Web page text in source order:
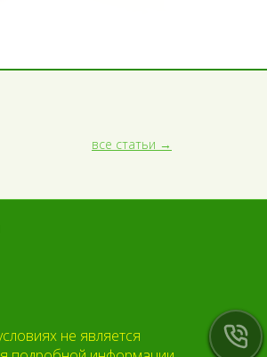
все статьи
не является